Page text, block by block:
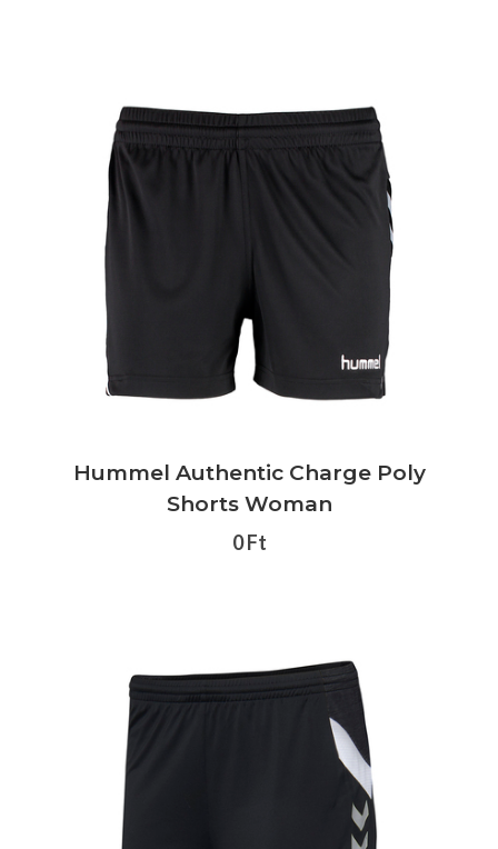
Hummel Authentic Charge Poly
Shorts Woman
0 Ft